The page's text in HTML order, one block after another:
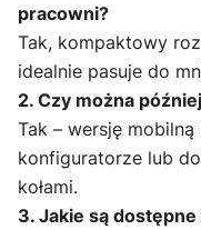
pracowni?
Tak, kompaktowy
idealnie pasuje do
2. Czy można
Tak – wersję
konfiguratorze lub
kołami.
3. Jakie są